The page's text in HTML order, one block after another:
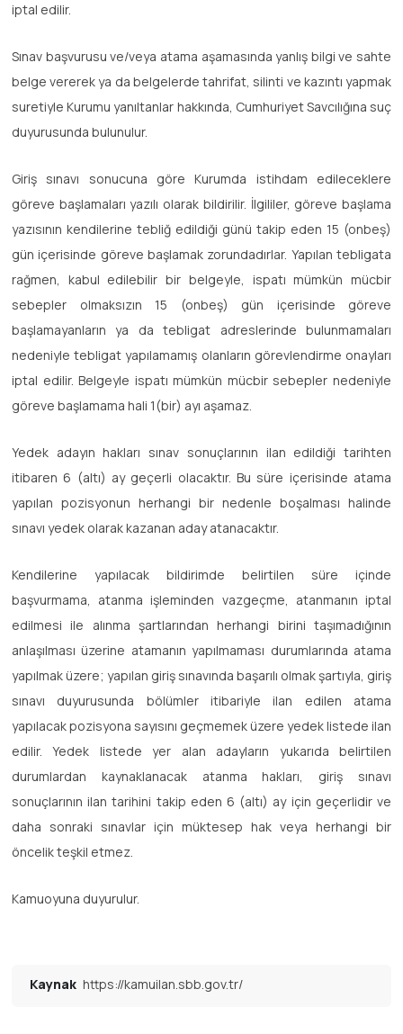
iptal edilir.
Sınav başvurusu ve/veya atama aşamasında yanlış bilgi ve sahte
belge vererek ya da belgelerde tahrifat, silinti ve kazıntı yapmak
suretiyle Kurumu yanıltanlar hakkında, Cumhuriyet Savcılığına suç
duyurusunda bulunulur.
Giriş sınavı sonucuna göre Kurumda istihdam edileceklere
göreve başlamaları yazılı olarak bildirilir. İlgililer, göreve başlama
yazısının kendilerine tebliğ edildiği günü takip eden 15 (onbeş)
gün içerisinde göreve başlamak zorundadırlar. Yapılan tebligata
rağmen, kabul edilebilir bir belgeyle, ispatı mümkün mücbir
sebepler olmaksızın 15 (onbeş) gün içerisinde göreve
başlamayanların ya da tebligat adreslerinde bulunmamaları
nedeniyle tebligat yapılamamış olanların görevlendirme onayları
iptal edilir. Belgeyle ispatı mümkün mücbir sebepler nedeniyle
göreve başlamama hali 1(bir) ayı aşamaz.
Yedek adayın hakları sınav sonuçlarının ilan edildiği tarihten
itibaren 6 (altı) ay geçerli olacaktır. Bu süre içerisinde atama
yapılan pozisyonun herhangi bir nedenle boşalması halinde
sınavı yedek olarak kazanan aday atanacaktır.
Kendilerine yapılacak bildirimde belirtilen süre içinde
başvurmama, atanma işleminden vazgeçme, atanmanın iptal
edilmesi ile alınma şartlarından herhangi birini taşımadığının
anlaşılması üzerine atamanın yapılmaması durumlarında atama
yapılmak üzere; yapılan giriş sınavında başarılı olmak şartıyla, giriş
sınavı duyurusunda bölümler itibariyle ilan edilen atama
yapılacak pozisyona sayısını geçmemek üzere yedek listede ilan
edilir. Yedek listede yer alan adayların yukarıda belirtilen
durumlardan kaynaklanacak atanma hakları, giriş sınavı
sonuçlarının ilan tarihini takip eden 6 (altı) ay için geçerlidir ve
daha sonraki sınavlar için müktesep hak veya herhangi bir
öncelik teşkil etmez.
Kamuoyuna duyurulur.
Kaynak https://kamuilan.sbb.gov.tr/